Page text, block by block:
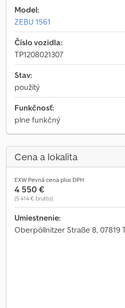
Model:
ZEBU 1561
Číslo vozidla:
TP1208021307
Stav:
použitý
Funkčnosť:
plne funkčný
Cena a lokalita
EXW Pevná cena plus DPH
4 550 €
(5 414 € brutto)
Umiestnenie:
Oberpöllnitzer Straße 8, 07819